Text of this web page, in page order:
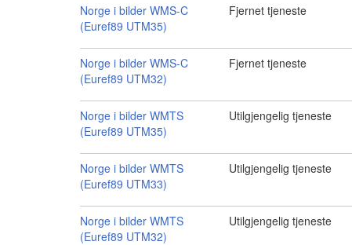
Norge i bilder WMS-C
(Euref89 UTM35)
Fjernet tjeneste
Norge i bilder WMS-C
(Euref89 UTM32)
Fjernet tjeneste
Norge i bilder WMTS
(Euref89 UTM35)
Utilgjengelig tjeneste
Norge i bilder WMTS
(Euref89 UTM33)
Utilgjengelig tjeneste
Norge i bilder WMTS
(Euref89 UTM32)
Utilgjengelig tjeneste